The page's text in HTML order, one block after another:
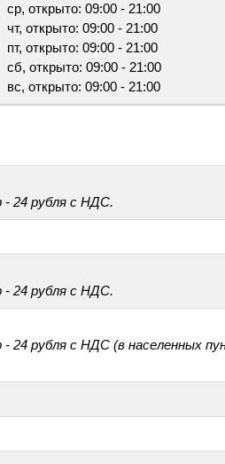
ср, открыто: 09:00 - 21:00
чт, открыто: 09:00 - 21:00
пт, открыто: 09:00 - 21:00
сб, открыто: 09:00 - 21:00
вс, открыто: 09:00 - 21:00
- 24 рубля с НДС.
- 24 рубля с НДС.
24 рубля с НДС (в населенных